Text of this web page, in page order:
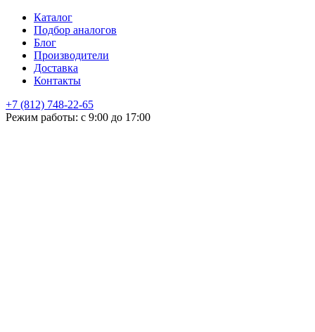
Каталог
Подбор аналогов
Блог
Производители
Доставка
Контакты
+7 (812) 748-22-65
Режим работы: с 9:00 до 17:00
НЕ НАШЛИ ЧТО ИСКАЛИ